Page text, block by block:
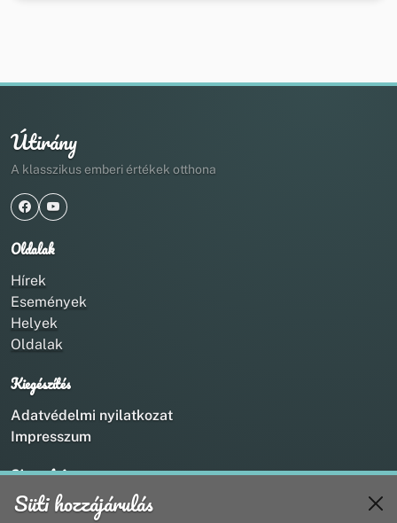
Útirány
A klasszikus emberi értékek otthona
Oldalak
Hírek
Események
Helyek
Oldalak
Kiegészítés
Adatvédelmi nyilatkozat
Impresszum
Kapcsolat
+36 20 211 1888
Süti hozzájárulás